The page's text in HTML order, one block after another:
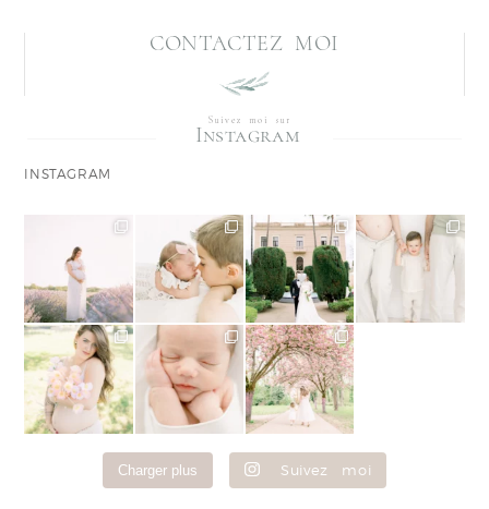
CONTACTEZ MOI
Instagram
Suivez moi sur
INSTAGRAM
Charger plus Suivez moi